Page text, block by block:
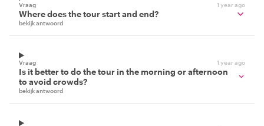
Vraag 1 year ago
Where does the tour start and end?
bekijk antwoord
Vraag 1 year ago
Is it better to do the tour in the morning or afternoon
to avoid crowds?
bekijk antwoord